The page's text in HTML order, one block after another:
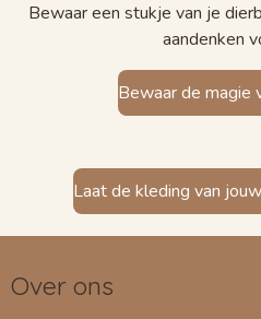
Bewaar een stukje van je
aandenken
Bewaar de magie
Laat de kleding van
Over ons